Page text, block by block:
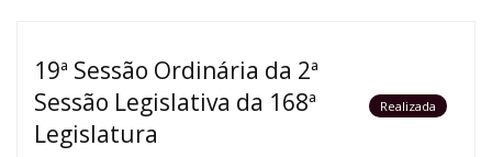
19ª Sessão Ordinária da 2ª
Sessão Legislativa da 168ª
Legislatura
Realizada